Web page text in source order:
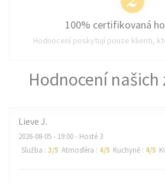
Hodnocení
Lieve J
2026-08-05- 19:00 - Hosté 3
Služba : 3/5 Atmosféra : 4/5 Kuchyně : 4/5
100% certifikovaná
Hodnocení poskytují pouze klienti,